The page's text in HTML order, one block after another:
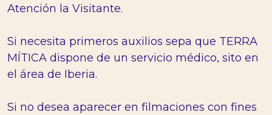
Atención la Visitante.
Si necesita primeros auxilios sepa que TERRA
MÍTICA dispone de un servicio médico, sito en
el área de Iberia.
Si no desea aparecer en filmaciones con fines